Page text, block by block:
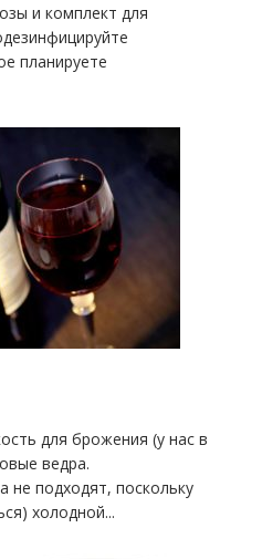
и комплект для
планируете
для брожения (у нас в
ведра.
не подходят, поскольку
холодной...